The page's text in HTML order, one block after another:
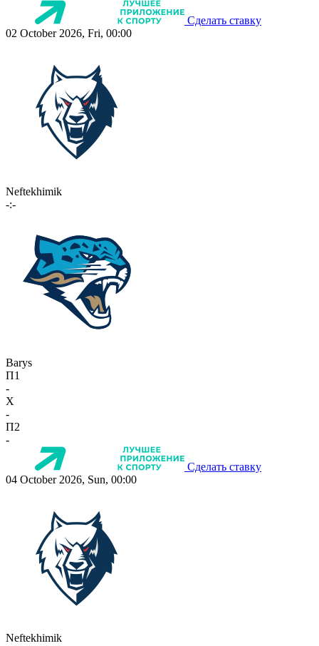
Сделать ставку
02 October 2026, Fri, 00:00
Neftekhimik
-:-
Barys
П1
-
X
-
П2
-
Сделать ставку
04 October 2026, Sun, 00:00
Neftekhimik